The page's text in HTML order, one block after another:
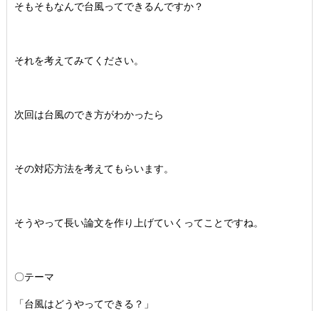
そもそもなんで台風ってできるんですか？
それを考えてみてください。
次回は台風のでき方がわかったら
その対応方法を考えてもらいます。
そうやって長い論文を作り上げていくってことですね。
〇テーマ
「台風はどうやってできる？」